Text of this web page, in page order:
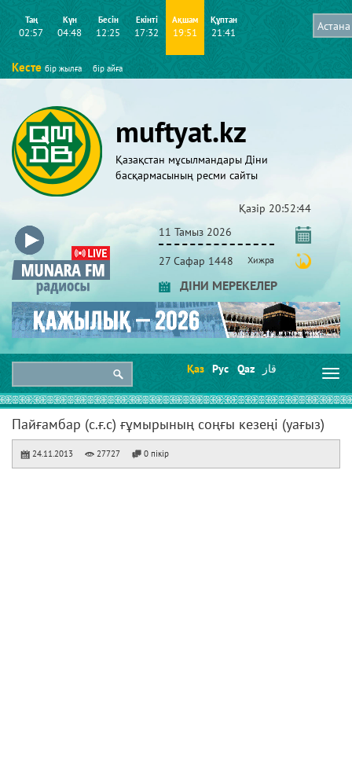
Таң
02:57
Күн
04:48
Бесін
12:25
Екінті
17:32
Ақшам
19:51
Құптан
21:41
Кесте бір жылға бір айға
muftyat.kz
Қазақстан мұсылмандары Діни
басқармасының ресми сайты
Қазір 20:52:44
11 Тамыз 2026
27 Сафар 1448 Хижра
ДІНИ МЕРЕКЕЛЕР
Қаз Рус Qaz قاز
Пайғамбар (с.ғ.с) ғұмырының соңғы кезеңі (уағыз)
24.11.2013 27727 0 пікір